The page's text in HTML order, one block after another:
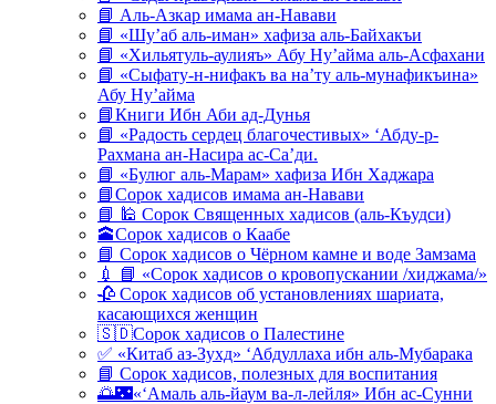
📘 Аль-Азкар имама ан-Навави
📘 «Шу’аб аль-иман» хафиза аль-Байхакъи
📘 «Хильятуль-аулияъ» Абу Ну’айма аль-Асфахани
📘 «Сыфату-н-нифакъ ва на’ту аль-мунафикъина»
Абу Ну’айма
📘Книги Ибн Аби ад-Дунья
📘 «Радость сердец благочестивых» ‘Абду-р-
Рахмана ан-Насира ас-Са’ди.
📘 «Булюг аль-Марам» хафиза Ибн Хаджара
📘Сорок хадисов имама ан-Навави
📘 🕌 Сорок Священных хадисов (аль-Къудси)
🕋Сорок хадисов о Каабе
📘 Сорок хадисов о Чёрном камне и воде Замзама
💉 📘 «Сорок хадисов о кровопускании /хиджама/»
🥀 Сорок хадисов об установлениях шариата,
касающихся женщин
🇸🇩Сорок хадисов о Палестине
✅ «Китаб аз-Зухд» ‘Абдуллаха ибн аль-Мубарака
📘 Сорок хадисов, полезных для воспитания
🌅🌃«‘Амаль аль-йаум ва-л-лейля» Ибн ас-Сунни